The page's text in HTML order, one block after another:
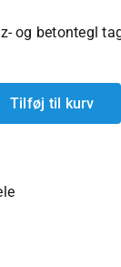
og betontegl
Tilføj til kurv